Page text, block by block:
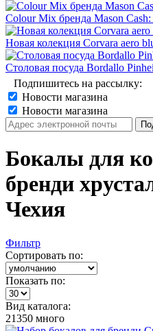
Colour Mix бренда Mason
Новая колекция Corvara aero
Столовая посуда Bordallo
Подпишитесь на рассылку:
Новости магазина
Новости магазина
Бокалы для
бренди
Чехия
Фильтр
Сортировать по:
Показать по:
Вид каталога:
21350 много